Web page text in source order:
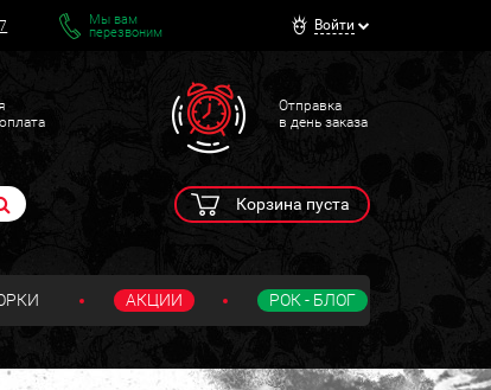
Мы вам
перезвоним
Войти
Отправка
в день заказа
Корзина пуста
АКЦИИ РОК - БЛОГ